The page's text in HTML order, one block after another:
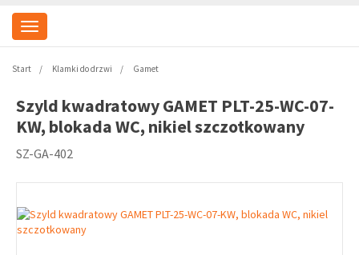
Start Klamki do drzwi Gamet
Szyld kwadratowy GAMET PLT-25-WC-07-
KW, blokada WC, nikiel szczotkowany
SZ-GA-402